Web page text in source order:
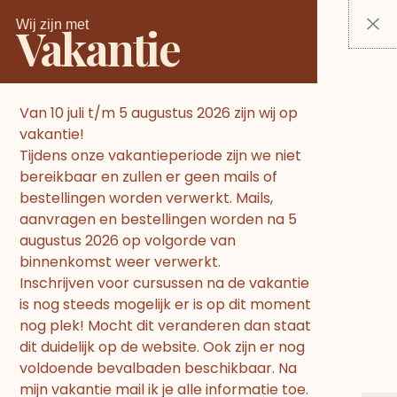
naar
inhoud
Baby Yoga
CURSUS BABY YOGA EN BABY
MASSAGE
In de cursus baby yoga met baby
Wij zijn met
Vakantie
Van 10 juli t/m 5 augustus 2026 zijn wij op
vakantie!
Tijdens onze vakantieperiode zijn we niet
bereikbaar en zullen er geen mails of
bestellingen worden verwerkt. Mails,
aanvragen en bestellingen worden na 5
augustus 2026 op volgorde van
binnenkomst weer verwerkt.
Inschrijven voor cursussen na de vakantie
is nog steeds mogelijk er is op dit moment
nog plek! Mocht dit veranderen dan staat
dit duidelijk op de website. Ook zijn er nog
voldoende bevalbaden beschikbaar. Na
mijn vakantie mail ik je alle informatie toe.